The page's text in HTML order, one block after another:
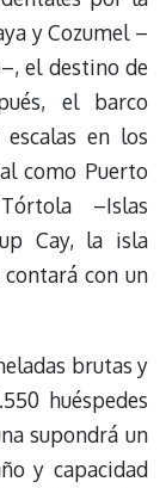
y Cozumel –
el destino de
el barco
en los
como Puerto
–Islas
Cay, la isla
contará con un
brutas y
huéspedes
supondrá un
y capacidad